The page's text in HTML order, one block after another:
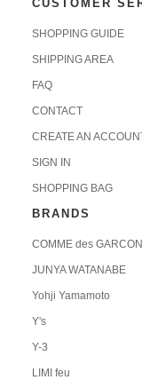
CUSTOMER
SHOPPING GUIDE
SHIPPING AREA
FAQ
CONTACT
CREATE AN
SIGN IN
SHOPPING BAG
BRANDS
COMME des
JUNYA WATANABE
Yohji Yamamoto
Y's
Y-3
LIMI feu